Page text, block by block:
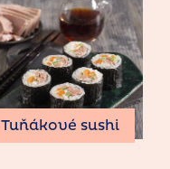
Tuňákové sushi